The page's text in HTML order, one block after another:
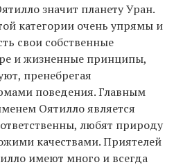
значит планету Уран.
категории очень упрямы и
свои собственные
и жизненные принципы,
пренебрегая
поведения. Главным
Оятилло является
любят природу
качествами. Приятелей
имеют много и всегда